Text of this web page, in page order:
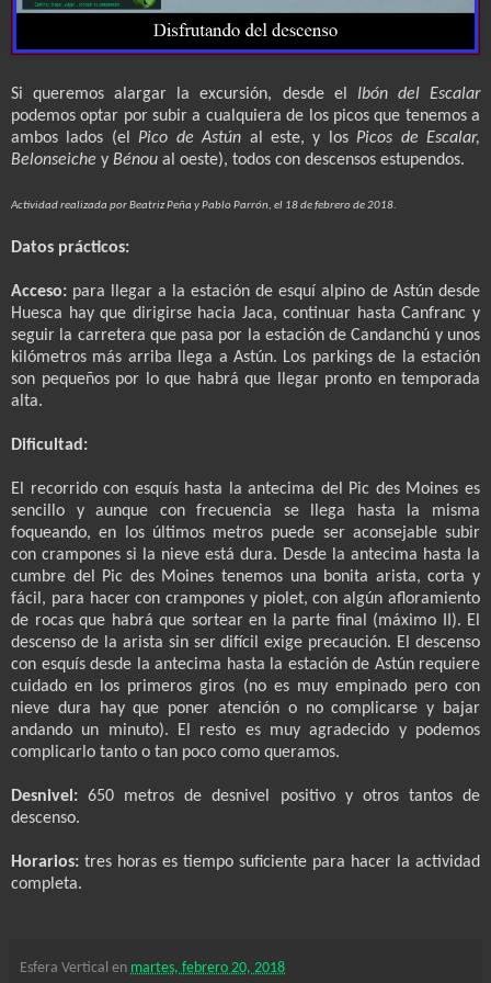
Si queremos alargar la excursión, desde el Ibón del Escalar
podemos optar por subir a cualquiera de los picos que tenemos a
ambos lados (el Pico de Astún al este, y los Picos de Escalar,
Belonseiche y Bénou al oeste), todos con descensos estupendos.
Actividad realizada por Beatriz Peña y Pablo Parrón, el 18 de febrero de 2018.
Datos prácticos:
Acceso: para llegar a la estación de esquí alpino de Astún desde
Huesca hay que dirigirse hacia Jaca, continuar hasta Canfranc y
seguir la carretera que pasa por la estación de Candanchú y unos
kilómetros más arriba llega a Astún. Los parkings de la estación
son pequeños por lo que habrá que llegar pronto en temporada
alta.
Dificultad:
El recorrido con esquís hasta la antecima del Pic des Moines es
sencillo y aunque con frecuencia se llega hasta la misma
foqueando, en los últimos metros puede ser aconsejable subir
con crampones si la nieve está dura. Desde la antecima hasta la
cumbre del Pic des Moines tenemos una bonita arista, corta y
fácil, para hacer con crampones y piolet, con algún afloramiento
de rocas que habrá que sortear en la parte final (máximo II). El
descenso de la arista sin ser difícil exige precaución. El descenso
con esquís desde la antecima hasta la estación de Astún requiere
cuidado en los primeros giros (no es muy empinado pero con
nieve dura hay que poner atención o no complicarse y bajar
andando un minuto). El resto es muy agradecido y podemos
complicarlo tanto o tan poco como queramos.
Desnivel: 650 metros de desnivel positivo y otros tantos de
descenso.
Horarios: tres horas es tiempo suficiente para hacer la actividad
completa.
Esfera Vertical en martes, febrero 20, 2018